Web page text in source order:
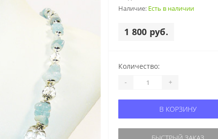
Наличие: Есть в наличии
1 800 руб.
Количество:
- +
В КОРЗИНУ